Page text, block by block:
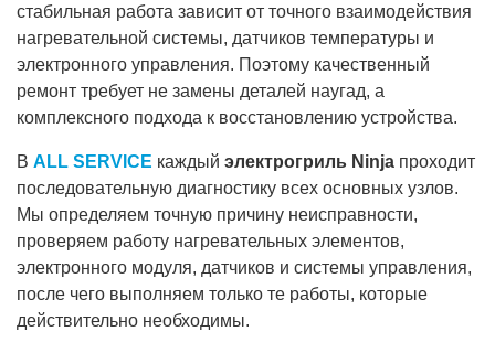
стабильная работа зависит от точного взаимодействия
нагревательной системы, датчиков температуры и
электронного управления. Поэтому качественный
ремонт требует не замены деталей наугад, а
комплексного подхода к восстановлению устройства.
В ALL SERVICE каждый электрогриль Ninja проходит
последовательную диагностику всех основных узлов.
Мы определяем точную причину неисправности,
проверяем работу нагревательных элементов,
электронного модуля, датчиков и системы управления,
после чего выполняем только те работы, которые
действительно необходимы.